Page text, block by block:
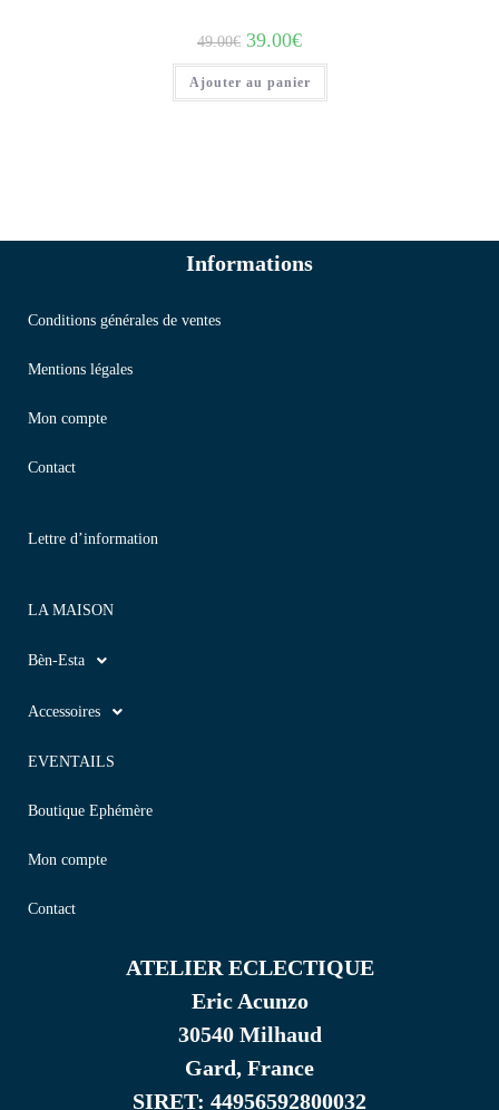
49.00€ 39.00€
Ajouter au panier
Informations
Conditions générales de ventes
Mentions légales
Mon compte
Contact
Lettre d’information
LA MAISON
Bèn-Esta
Accessoires
EVENTAILS
Boutique Ephémère
Mon compte
Contact
ATELIER ECLECTIQUE
Eric Acunzo
30540 Milhaud
Gard, France
SIRET: 44956592800032